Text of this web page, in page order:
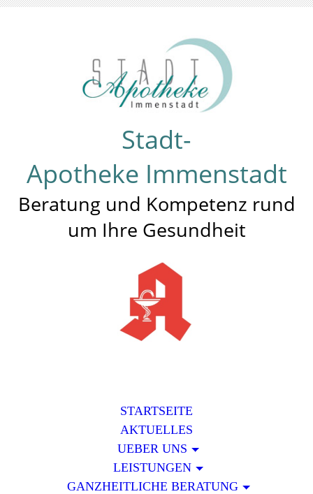
Stadt-
Apotheke Immenstadt
Beratung und Kompetenz rund
um Ihre Gesundheit
STARTSEITE
AKTUELLES
UEBER UNS
LEISTUNGEN
GANZHEITLICHE BERATUNG